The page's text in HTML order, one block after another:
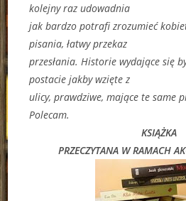
kolejny raz udowadnia
jak bardzo potrafi zrozumieć
pisania, łatwy przekaz
przesłania. Historie wydające się
postacie jakby wzięte z
ulicy, prawdziwe, mające te same
Polecam.
KSIĄŻKA
PRZECZYTANA W RAMACH